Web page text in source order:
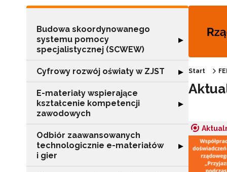
Budowa skoordynowanego
systemu pomocy
specjalistycznej (SCWEW)
Rozwiń sekcję
▶
Cyfrowy rozwój oświaty w ZJST Rozwiń sekcję
▶
E-materiały wspierające
kształcenie kompetencji
zawodowych
Rozwiń sekcję
▶
Odbiór zaawansowanych
technologicznie e-materiałów
i gier
Rozwiń sekcję
▶
Start